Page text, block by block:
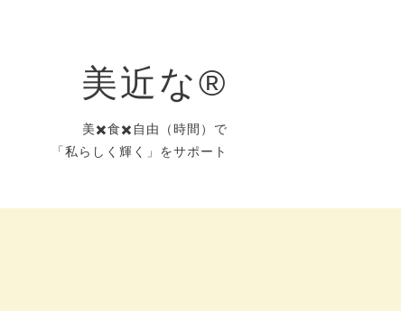
美近な®︎
美✖️食✖️自由（時間）で
「私らしく輝く」をサポート